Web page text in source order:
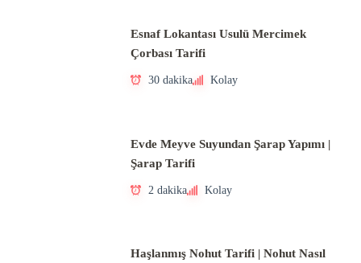
Esnaf Lokantası Usulü Mercimek
Çorbası Tarifi
30 dakika Kolay
Evde Meyve Suyundan Şarap Yapımı |
Şarap Tarifi
2 dakika Kolay
Haşlanmış Nohut Tarifi | Nohut Nasıl